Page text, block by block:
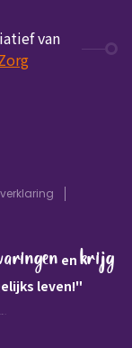
van
en krijg
leven!"